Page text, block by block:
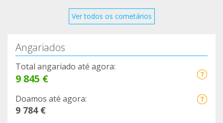
Ver todos os cometários
Angariados
Total angariado até agora:
9 845 €
Doamos até agora:
9 784 €